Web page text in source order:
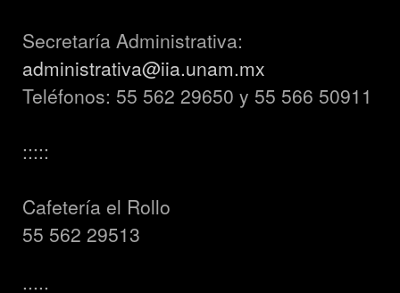
Secretaría Administrativa:
administrativa@iia.unam.mx
Teléfonos: 55 562 29650 y 55 566 50911
:::::
Cafetería el Rollo
55 562 29513